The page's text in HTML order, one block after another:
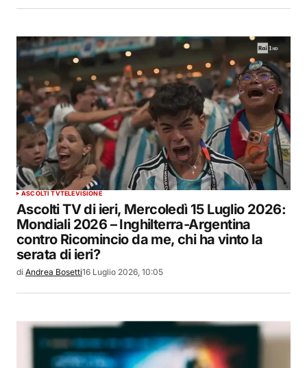
ASCOLTI TVTELEVISIONE
Ascolti TV di ieri, Mercoledì 15 Luglio 2026:
Mondiali 2026 – Inghilterra-Argentina
contro Ricomincio da me, chi ha vinto la
serata di ieri?
di Andrea Bosetti16 Luglio 2026, 10:05